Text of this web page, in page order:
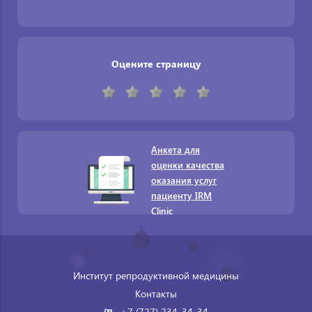
Оцените страницу
Анкета для
оценки качества
оказания услуг
пациенту IRM
Clinic
Институт репродуктивной медицины
Контакты